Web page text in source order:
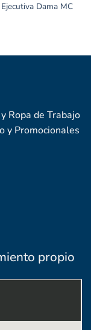
Dama MC
Ropa de Trabajo
y Promocionales
propio